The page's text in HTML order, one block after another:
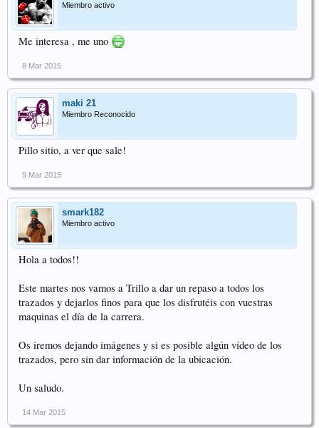
Miembro activo
Me interesa , me uno
8 Mar 2015
maki 21
Miembro Reconocido
Pillo sitio, a ver que sale!
9 Mar 2015
smark182
Miembro activo
Hola a todos!!
Este martes nos vamos a Trillo a dar un repaso a todos los
trazados y dejarlos finos para que los disfrutéis con vuestras
maquinas el día de la carrera.
Os iremos dejando imágenes y si es posible algún vídeo de los
trazados, pero sin dar información de la ubicación.
Un saludo.
14 Mar 2015